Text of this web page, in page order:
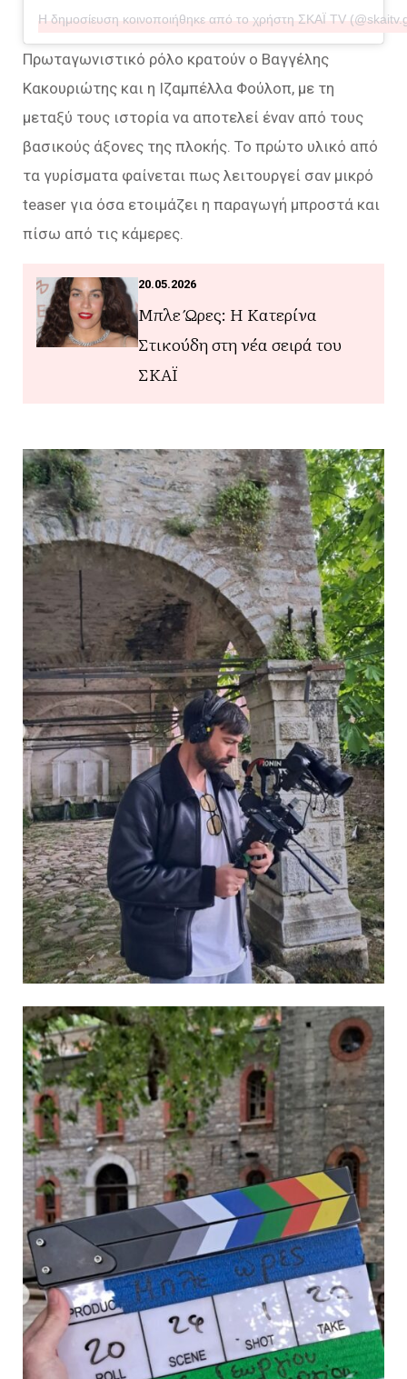
Η δημοσίευση κοινοποιήθηκε από το χρήστη ΣΚΑΪ TV
Πρωταγωνιστικό ρόλο κρατούν ο Βαγγέλης
Κακουριώτης και η Ιζαμπέλλα Φούλοπ, με τη
μεταξύ τους ιστορία να αποτελεί έναν από τους
βασικούς άξονες της πλοκής. Το πρώτο υλικό από
τα γυρίσματα φαίνεται πως λειτουργεί σαν μικρό
teaser για όσα ετοιμάζει η παραγωγή μπροστά και
πίσω από τις κάμερες.
20.05.2026
Μπλε Ώρες: Η Κατερίνα
Στικούδη στη νέα σειρά του
ΣΚΑΪ